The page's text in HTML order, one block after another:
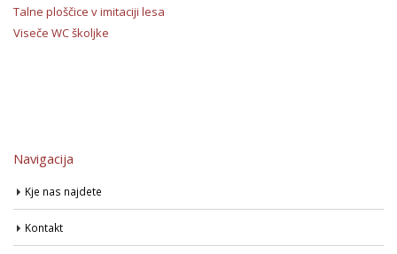
Talne ploščice v imitaciji lesa
Viseče WC školjke
Navigacija
Kje nas najdete
Kontakt